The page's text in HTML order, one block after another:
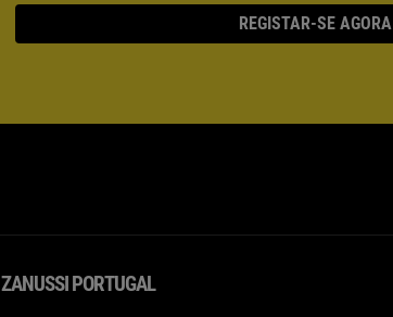
REGISTAR-SE AGORA
ZANUSSI PORTUGAL